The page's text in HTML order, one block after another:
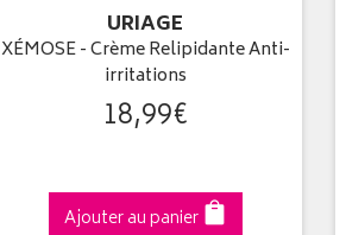
URIAGE
XÉMOSE - Crème Relipidante Anti-
irritations
18,99€
Ajouter au panier